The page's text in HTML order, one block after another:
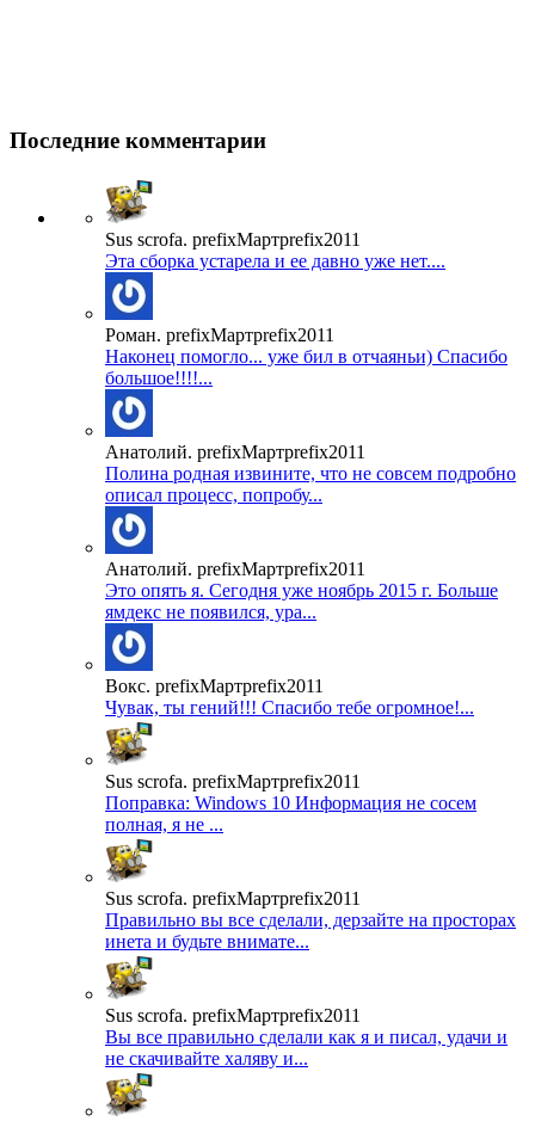
Последние комментарии
Sus scrofa. prefixМартprefix2011
Эта сборка устарела и ее давно уже нет....
Роман. prefixМартprefix2011
Наконец помогло... уже бил в отчаяньи) Спасибо
большое!!!!...
Анатолий. prefixМартprefix2011
Полина родная извините, что не совсем подробно
описал процесс, попробу...
Анатолий. prefixМартprefix2011
Это опять я. Сегодня уже ноябрь 2015 г. Больше
ямдекс не появился, ура...
Вокс. prefixМартprefix2011
Чувак, ты гений!!! Спасибо тебе огромное!...
Sus scrofa. prefixМартprefix2011
Поправка: Windows 10 Информация не сосем
полная, я не ...
Sus scrofa. prefixМартprefix2011
Правильно вы все сделали, дерзайте на просторах
инета и будьте внимате...
Sus scrofa. prefixМартprefix2011
Вы все правильно сделали как я и писал, удачи и
не скачивайте халяву и...